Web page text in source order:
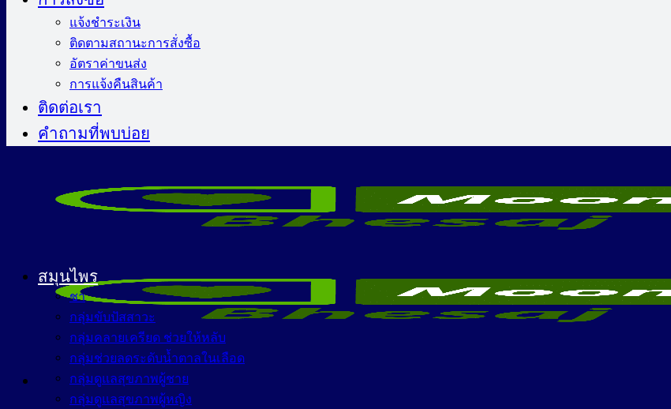
แจ้งชำระเงิน
ติดตามสถานะการสั่งซื้อ
อัตราค่าขนส่ง
การแจ้งคืนสินค้า
ติดต่อเรา
คำถามที่พบบ่อย
สมุนไพร
ชา
กลุ่มขับปัสสาวะ
กลุ่มคลายเครียด ช่วยให้หลับ
กลุ่มช่วยลดระดับน้ำตาลในเลือด
กลุ่มดูแลสุขภาพผู้ชาย
กลุ่มดูแลสุขภาพผู้หญิง